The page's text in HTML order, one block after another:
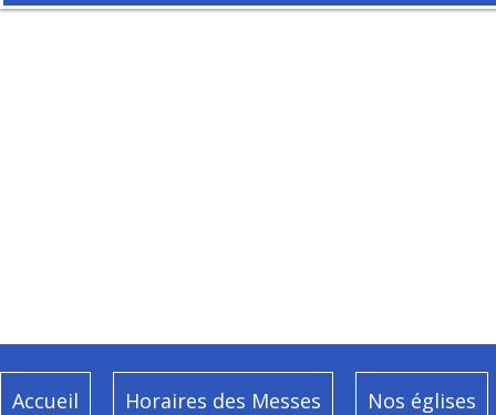
Accueil Horaires des Messes Nos églises